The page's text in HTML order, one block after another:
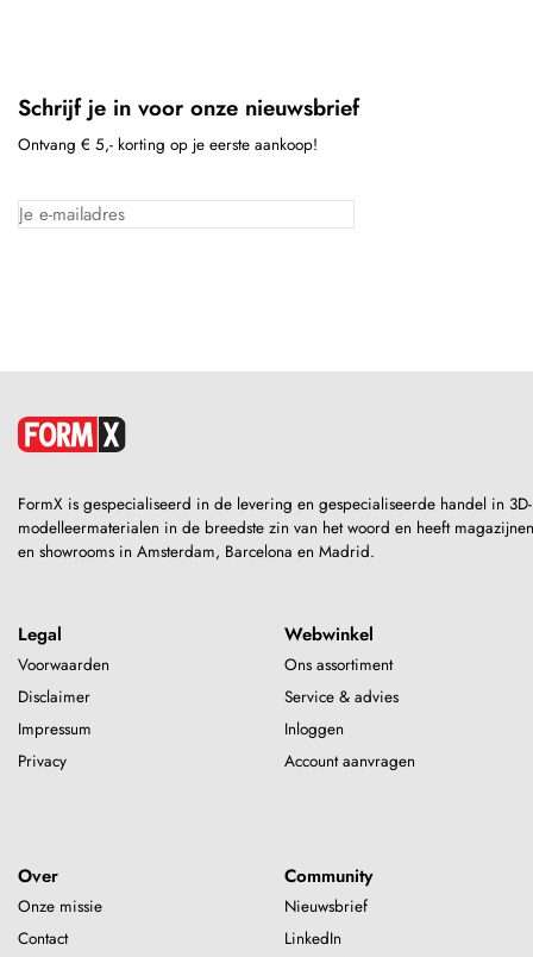
Schrijf je in voor onze nieuwsbrief
Ontvang € 5,- korting op je eerste aankoop!
FormX is gespecialiseerd in de levering en gespecialiseerde handel in 3D-
modelleermaterialen in de breedste zin van het woord en heeft magazijnen
en showrooms in Amsterdam, Barcelona en Madrid.
Legal
Voorwaarden
Disclaimer
Impressum
Privacy
Webwinkel
Ons assortiment
Service & advies
Inloggen
Account aanvragen
Over
Onze missie
Contact
Community
Nieuwsbrief
LinkedIn